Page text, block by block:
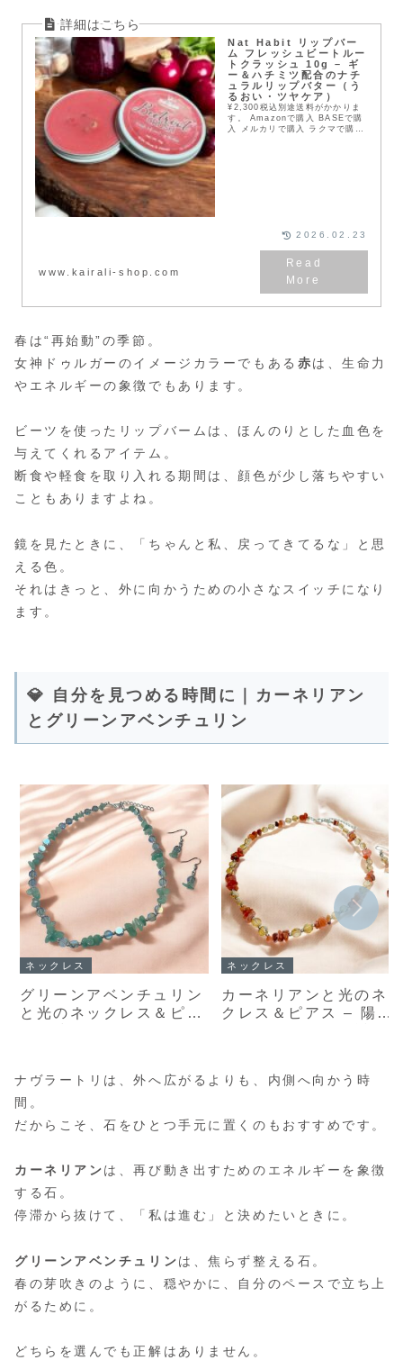
Nat Habit リップバー
ム フレッシュビートルー
トクラッシュ 10g – ギ
ー＆ハチミツ配合のナチ
ュラルリップバター（う
るおい・ツヤケア）
¥2,300税込別途送料がかかりま
す。 Amazonで購入 BASEで購
入 メルカリで購入 ラクマで購入
www.kairali-shop.com
2026.02.23
春は“再始動”の季節。
女神ドゥルガーのイメージカラーでもある 赤は、生命力
やエネルギーの象徴でもあります。
ビーツを使ったリップバームは、ほんのりとした血色を
与えてくれるアイテム。
断食や軽食を取り入れる期間は、顔色が少し落ちやすい
こともありますよね。
鏡を見たときに、「ちゃんと私、戻ってきてるな」と思
える色。
それはきっと、外に向かうための小さなスイッチになり
ます。
💎 自分を見つめる時間に｜カーネリアン
とグリーンアベンチュリン
ネックレス
グリーンアベンチュリン
と光のネックレス＆ピア
ネックレス
カーネリアンと光のネ
クレス＆ピアス – 陽だ
ナヴラートリは、外へ広がるよりも、内側へ向かう時
間。
だからこそ、石をひとつ手元に置くのもおすすめです。
カーネリアンは、再び動き出すためのエネルギーを象徴
する石。
停滞から抜けて、「私は進む」と決めたいときに。
グリーンアベンチュリンは、焦らず整える石。
春の芽吹きのように、穏やかに、自分のペースで立ち上
がるために。
どちらを選んでも正解はありません。